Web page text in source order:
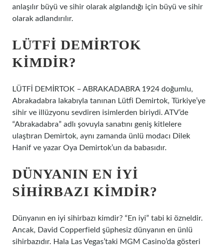
anlaşılır büyü ve sihir olarak algılandığı için büyü ve sihir
olarak adlandırılır.
LÜTFI DEMIRTOK
KIMDIR?
LÜTFİ DEMİRTOK – ABRAKADABRA 1924 doğumlu,
Abrakadabra lakabıyla tanınan Lütfi Demirtok, Türkiye’ye
sihir ve illüzyonu sevdiren isimlerden biriydi. ATV’de
“Abrakadabra” adlı şovuyla sanatını geniş kitlelere
ulaştıran Demirtok, aynı zamanda ünlü modacı Dilek
Hanif ve yazar Oya Demirtok’un da babasıdır.
DÜNYANIN EN IYI
SIHIRBAZI KIMDIR?
Dünyanın en iyi sihirbazı kimdir? “En iyi” tabi ki özneldir.
Ancak, David Copperfield şüphesiz dünyanın en ünlü
sihirbazıdır. Hala Las Vegas’taki MGM Casino’da gösteri